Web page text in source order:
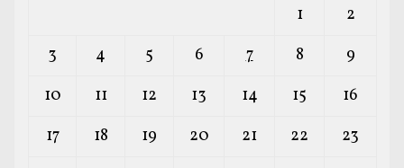
1
2
3
4 5 6 7 8
9
10
11 12 13 14 15
16
17
18 19 20 21 22
23